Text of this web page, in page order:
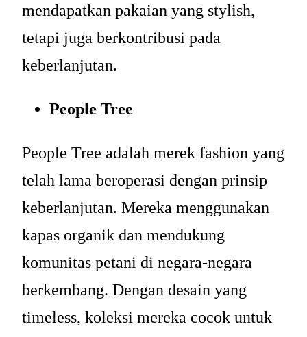
mendapatkan pakaian yang stylish,
tetapi juga berkontribusi pada
keberlanjutan.
People Tree
People Tree adalah merek fashion yang
telah lama beroperasi dengan prinsip
keberlanjutan. Mereka menggunakan
kapas organik dan mendukung
komunitas petani di negara-negara
berkembang. Dengan desain yang
timeless, koleksi mereka cocok untuk